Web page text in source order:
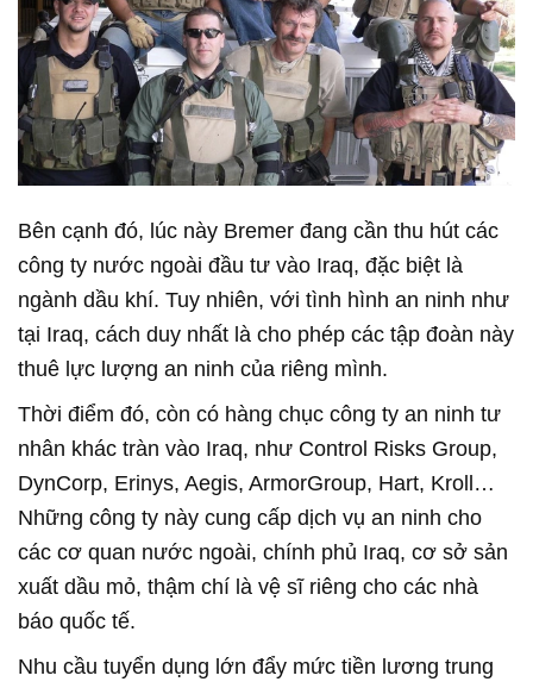
Bên cạnh đó, lúc này Bremer đang cần thu hút các
công ty nước ngoài đầu tư vào Iraq, đặc biệt là
ngành dầu khí. Tuy nhiên, với tình hình an ninh như
tại Iraq, cách duy nhất là cho phép các tập đoàn này
thuê lực lượng an ninh của riêng mình.
Thời điểm đó, còn có hàng chục công ty an ninh tư
nhân khác tràn vào Iraq, như Control Risks Group,
DynCorp, Erinys, Aegis, ArmorGroup, Hart, Kroll…
Những công ty này cung cấp dịch vụ an ninh cho
các cơ quan nước ngoài, chính phủ Iraq, cơ sở sản
xuất dầu mỏ, thậm chí là vệ sĩ riêng cho các nhà
báo quốc tế.
Nhu cầu tuyển dụng lớn đẩy mức tiền lương trung